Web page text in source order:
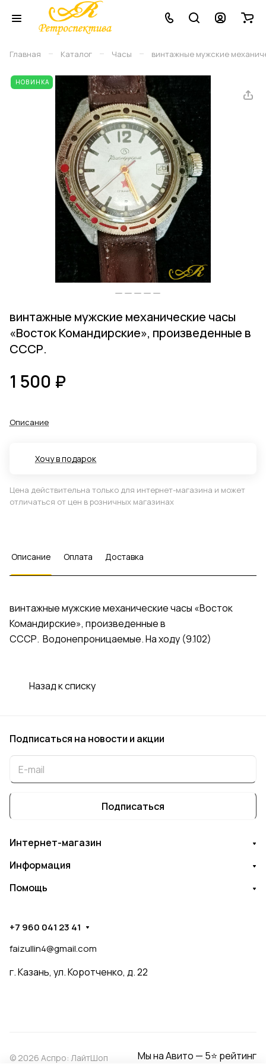
Главная – Каталог – Часы – винтажные мужские
НОВИНКА
винтажные мужские механические часы
«Восток Командирские», произведенные в
СССР.
1 500 ₽
Описание
Хочу в подарок
Цена действительна только для интернет-магазина и может
отличаться от цен в розничных магазинах
Описание Оплата Доставка
винтажные мужские механические часы «Восток
Командирские», произведенные в
СССР. Водонепроницаемые. На ходу (9.102)
Назад к списку
Подписаться на новости и акции
Подписаться
Интернет-магазин
Информация
Помощь
+7 960 041 23 41
faizullin4@gmail.com
г. Казань, ул. Коротченко, д. 22
© 2026 Аспро: ЛайтШоп Мы на Авито — 5⭐ рейтинг